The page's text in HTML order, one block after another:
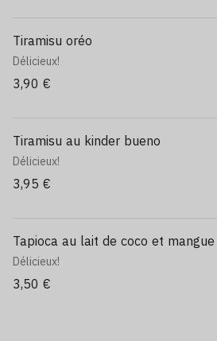
Tiramisu oréo
Délicieux!
3,90 €
Tiramisu au kinder bueno
Délicieux!
3,95 €
Tapioca au lait de coco et mangue
Délicieux!
3,50 €